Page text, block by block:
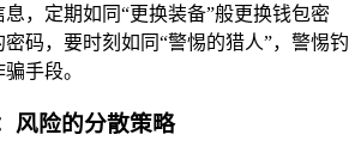
，定期如同“更换装备”般更换钱包密
码，要时刻如同“警惕的猎人”，警惕钓
手段。
风险的分散策略